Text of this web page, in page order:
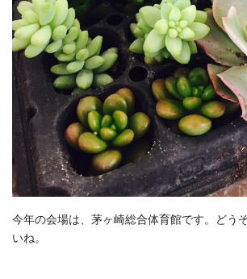
今年の会場は、茅ヶ崎総合体育館です。どう
いね。